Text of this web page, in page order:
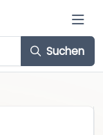
Suchen